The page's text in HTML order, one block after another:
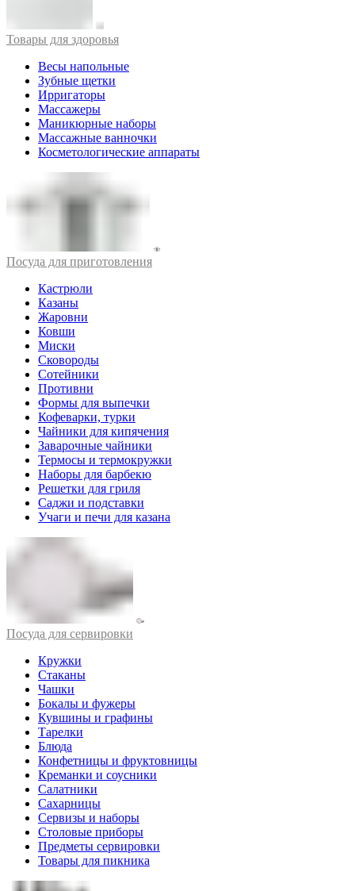
Товары для здоровья
Весы напольные
Зубные щетки
Ирригаторы
Массажеры
Маникюрные наборы
Массажные ванночки
Косметологические аппараты
Посуда для приготовления
Кастрюли
Казаны
Жаровни
Ковши
Миски
Сковороды
Сотейники
Противни
Формы для выпечки
Кофеварки, турки
Чайники для кипячения
Заварочные чайники
Термосы и термокружки
Наборы для барбекю
Решетки для гриля
Саджи и подставки
Учаги и печи для казана
Посуда для сервировки
Кружки
Стаканы
Чашки
Бокалы и фужеры
Кувшины и графины
Тарелки
Блюда
Конфетницы и фруктовницы
Креманки и соусники
Салатники
Сахарницы
Сервизы и наборы
Столовые приборы
Предметы сервировки
Товары для пикника